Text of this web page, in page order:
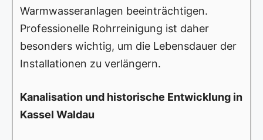
Warmwasseranlagen beeinträchtigen.
Professionelle Rohrreinigung ist daher
besonders wichtig, um die Lebensdauer der
Installationen zu verlängern.
Kanalisation und historische Entwicklung in
Kassel Waldau